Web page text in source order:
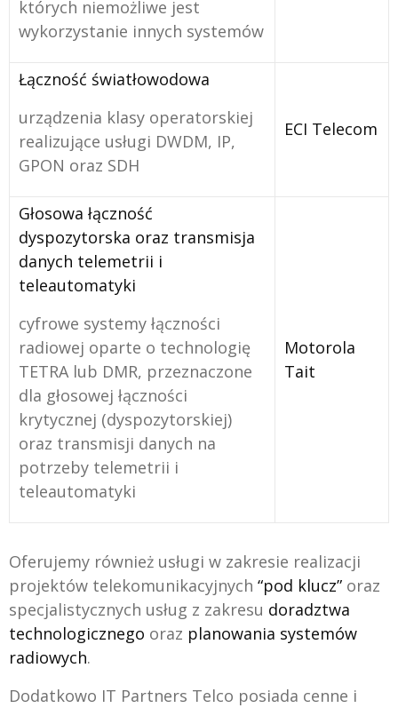
których niemożliwe jest
wykorzystanie innych systemów
Łączność światłowodowa
urządzenia klasy operatorskiej
realizujące usługi DWDM, IP,
GPON oraz SDH
ECI Telecom
Głosowa łączność
dyspozytorska oraz transmisja
danych telemetrii i
teleautomatyki
cyfrowe systemy łączności
radiowej oparte o technologię
TETRA lub DMR, przeznaczone
dla głosowej łączności
krytycznej (dyspozytorskiej)
oraz transmisji danych na
potrzeby telemetrii i
teleautomatyki
Motorola
Tait
Oferujemy również usługi w zakresie realizacji
projektów telekomunikacyjnych “pod klucz” oraz
specjalistycznych usług z zakresu doradztwa
technologicznego oraz planowania systemów
radiowych.
Dodatkowo IT Partners Telco posiada cenne i